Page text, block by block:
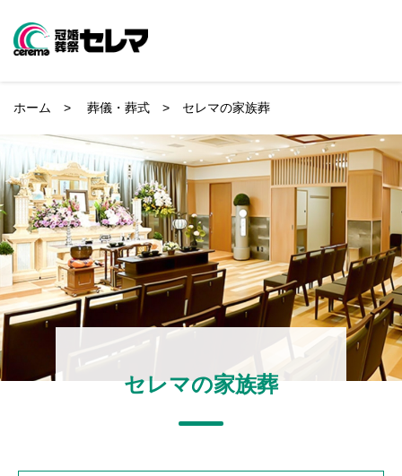
ホーム > 葬儀・葬式 > セレマの家族葬
セレマの家族葬
プランのご紹介
セレマの葬儀プラン
葬儀場・斎場を探す
全国から葬儀場・斎場を探す +
京都市の葬儀場・斎場を探す
セレマが選ばれる理由